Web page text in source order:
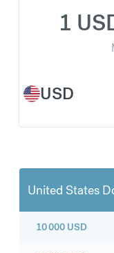
USD
1
United States
10 000 USD